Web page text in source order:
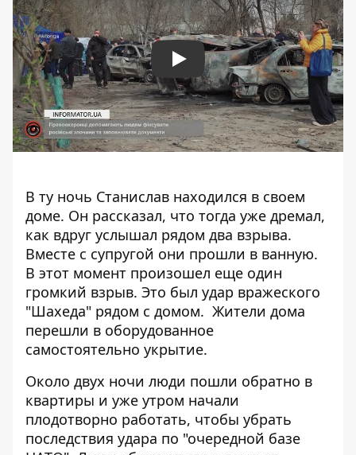
Play
В ту ночь Станислав находился в своем
доме. Он рассказал, что тогда уже дремал,
как вдруг услышал рядом два взрыва.
Вместе с супругой они прошли в ванную.
В этот момент произошел еще один
громкий взрыв. Это был удар вражеского
"Шахеда" рядом с домом. Жители дома
перешли в оборудованное
самостоятельно укрытие.
Около двух ночи люди пошли обратно в
квартиры и уже утром начали
плодотворно работать, чтобы убрать
последствия удара по "очередной базе